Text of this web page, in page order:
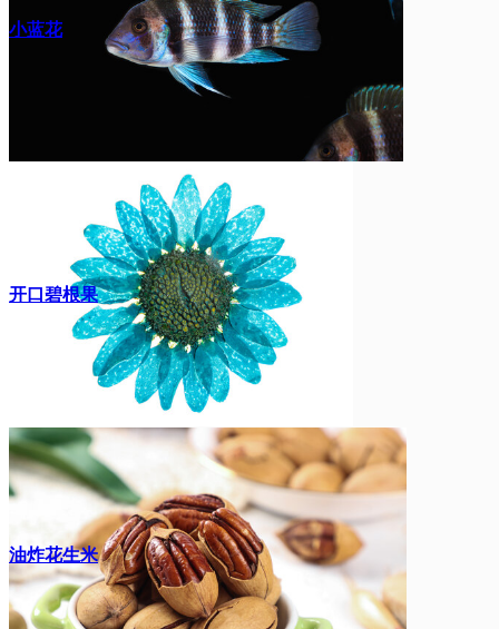
小蓝花
开口碧根果
油炸花生米